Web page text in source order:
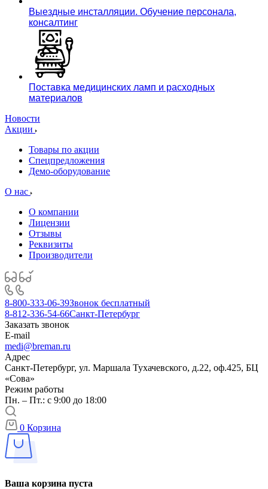
Выездные инсталляции. Обучение персонала,
консалтинг
Поставка медицинских ламп и расходных
материалов
Новости
Акции
Товары по акции
Спецпредложения
Демо-оборудование
О нас
О компании
Лицензии
Отзывы
Реквизиты
Производители
8-800-333-06-39Звонок бесплатный
8-812-336-54-66Санкт-Петербург
Заказать звонок
E-mail
medi@breman.ru
Адрес
Санкт-Петербург, ул. Маршала Тухачевского, д.22, оф.425, БЦ
«Сова»
Режим работы
Пн. – Пт.: с 9:00 до 18:00
0 Корзина
Ваша корзина пуста